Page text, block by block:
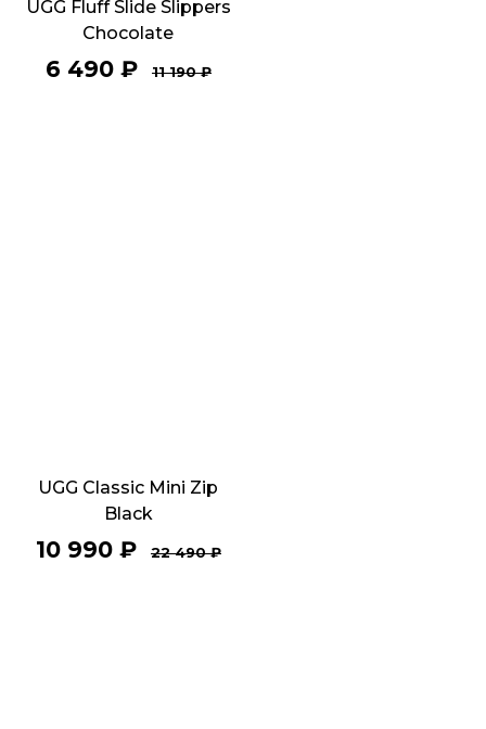
UGG Fluff Slide Slippers
Chocolate
6 490₽ 11 190₽
UGG Classic Mini Zip
Black
10 990₽ 22 490₽